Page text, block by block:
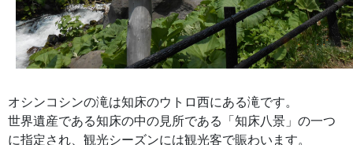
オシンコシンの滝は知床のウトロ西にある滝です。
世界遺産である知床の中の見所である「知床八景」の一つ
に指定され、観光シーズンには観光客で賑わいます。